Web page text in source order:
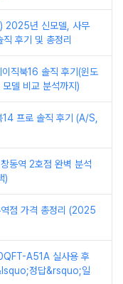
년 신모델, 사무
후기 및 총정리
직북16 솔직 후기(윈도
델 비교 분석까지)
프로 솔직 후기 (A/S,
동역 2호점 완벽 분석
)
점 가격 총정리 (2025
A51A 실사용 후
정답&rsquo;일